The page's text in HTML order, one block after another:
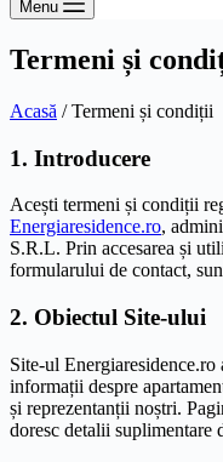
Menu
Termeni și
Acasă / Termeni și condiții
1. Introducere
Acești termeni și condiții
Energiaresidence.ro,
S.R.L. Prin accesarea și
formularului de contact,
2. Obiectul Site-ului
Site-ul
informații despre
și reprezentanții noștri.
doresc detalii suplimentare